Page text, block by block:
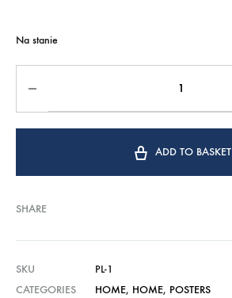
Na stanie
ADD TO BASKET
SHARE
SKU
PL-1
CATEGORIES
HOME, HOME, POSTERS